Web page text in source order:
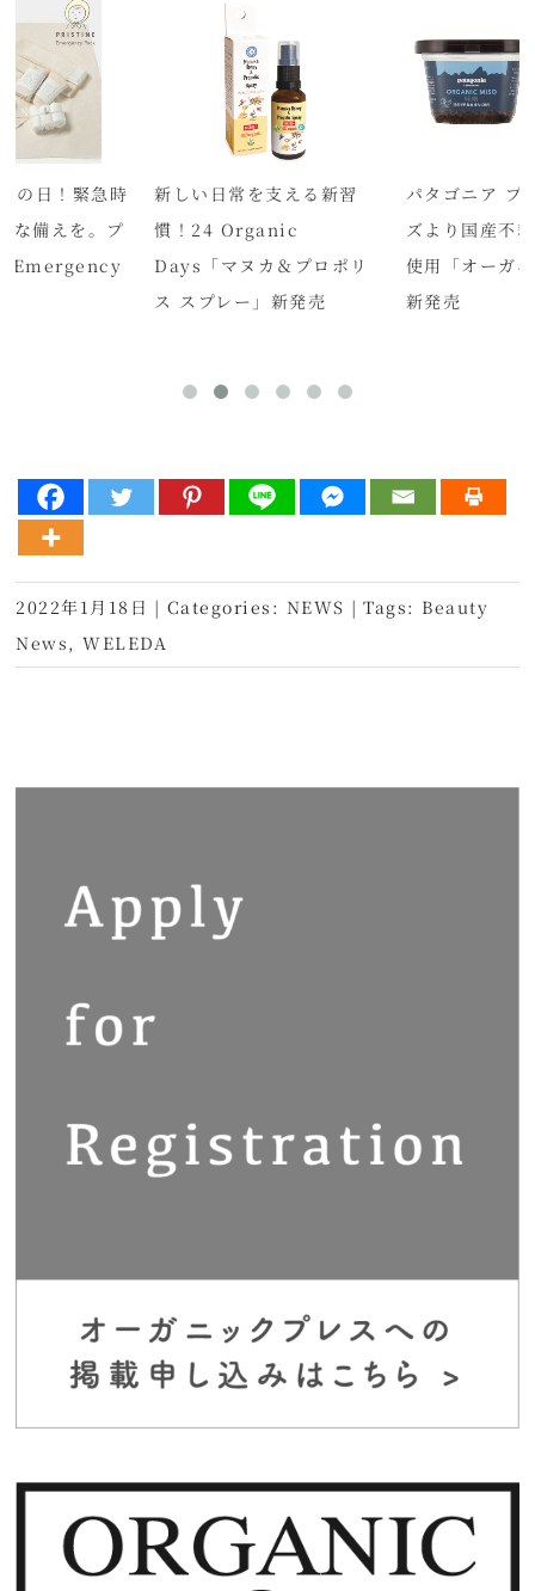
の日！緊急時
な備えを。プ
Emergency
新しい日常を支える新習
慣！24 Organic
Days「マヌカ＆プロポリ
ス スプレー」新発売
パタゴニア プ
ズより国産不
使用「オーガ
新発売
2022年1月18日 | Categories: NEWS | Tags:Beauty
News,WELEDA